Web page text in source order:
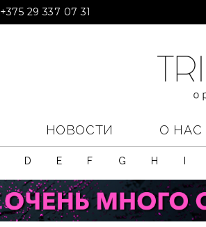
+375 29 337 07 31
НОВОСТИ О НАС
D E F G H